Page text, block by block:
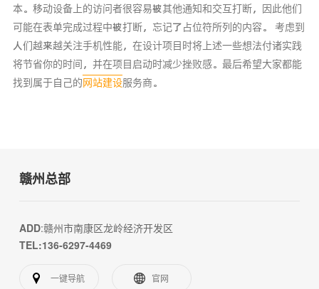
本。移动设备上的访问者很容易被其他通知和交互打断，因此他们
可能在表单完成过程中被打断，忘记了占位符所列的内容。 考虑到
人们越来越关注手机性能，在设计项目时将上述一些想法付诸实践
将节省你的时间，并在项目启动时减少挫败感。最后希望大家都能
找到属于自己的网站建设服务商。
赣州总部
ADD:赣州市南康区龙岭经济开发区
TEL:136-6297-4469
一键导航 官网